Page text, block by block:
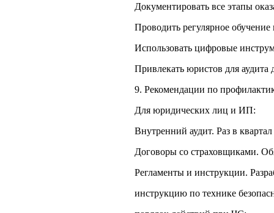
Документировать все этапы
Проводить регулярное обучение
Использовать цифровые
Привлекать юристов для аудита
9. Рекомендации по
Для юридических лиц и ИП:
Внутренний аудит. Раз в
Договоры со страховщиками.
Регламенты и инструкции.
инструкцию по технике